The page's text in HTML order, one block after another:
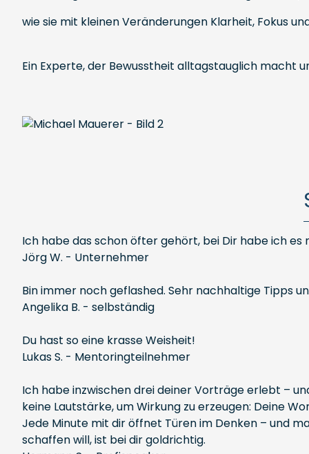
wie sie mit kleinen Veränderungen Klarheit, Fokus
Ein Experte, der Bewusstheit alltagstauglich macht
Ich habe das schon öfter gehört, bei Dir habe ich es
Jörg W. - Unternehmer
Bin immer noch geflashed. Sehr nachhaltige Tipps
Angelika B. - selbständig
Du hast so eine krasse Weisheit!
Lukas S. - Mentoringteilnehmer
Ich habe inzwischen drei deiner Vorträge erlebt –
keine Lautstärke, um Wirkung zu erzeugen: Deine
Jede Minute mit dir öffnet Türen im Denken – und
schaffen will, ist bei dir goldrichtig.